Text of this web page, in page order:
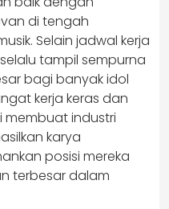
di tengah
Selain jadwal kerja
tampil sempurna
bagi banyak idol
kerja keras dan
industri
karya
posisi mereka
terbesar dalam